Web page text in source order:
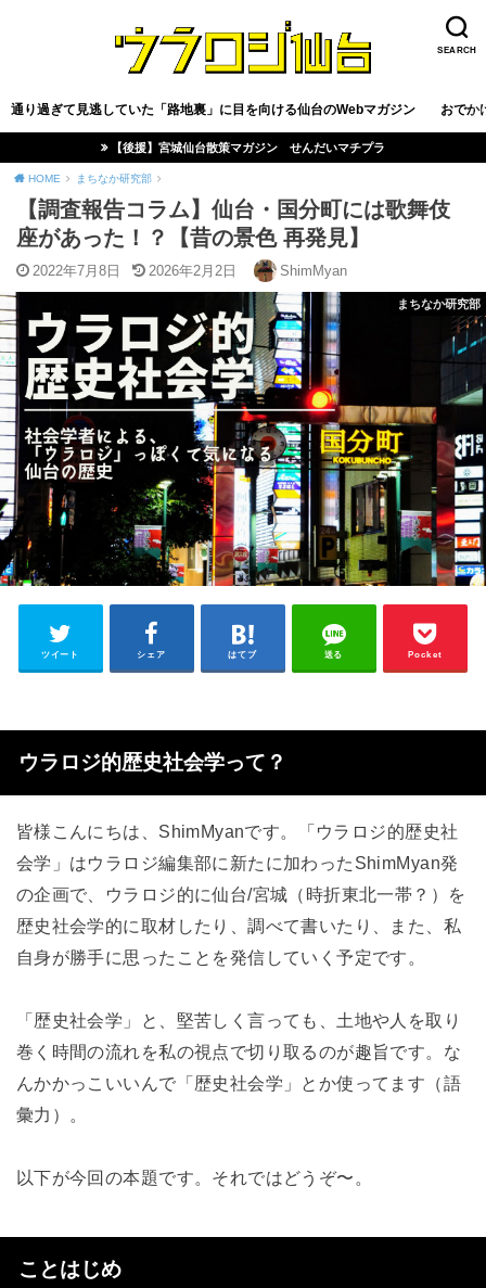
SEARCH
通り過ぎて見逃していた「路地裏」に目を向ける仙台のWebマガジン おでか
【後援】宮城仙台散策マガジン せんだいマチプラ
HOME まちなか研究部
【調査報告コラム】仙台・国分町には歌舞伎
座があった！？【昔の景色 再発見】
2022年7月8日 2026年2月2日 ShimMyan
まちなか研究部
ツイート シェア はてブ 送る Pocket
ウラロジ的歴史社会学って？
皆様こんにちは、ShimMyanです。「ウラロジ的歴史社
会学」はウラロジ編集部に新たに加わったShimMyan発
の企画で、ウラロジ的に仙台/宮城（時折東北一帯？）を
歴史社会学的に取材したり、調べて書いたり、また、私
自身が勝手に思ったことを発信していく予定です。
「歴史社会学」と、堅苦しく言っても、土地や人を取り
巻く時間の流れを私の視点で切り取るのが趣旨です。な
んかかっこいいんで「歴史社会学」とか使ってます（語
彙力）。
以下が今回の本題です。それではどうぞ〜。
ことはじめ